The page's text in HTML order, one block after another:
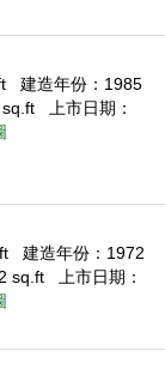
建造年份：1985
上市日期：
建造年份：1972
sq.ft
上市日期：